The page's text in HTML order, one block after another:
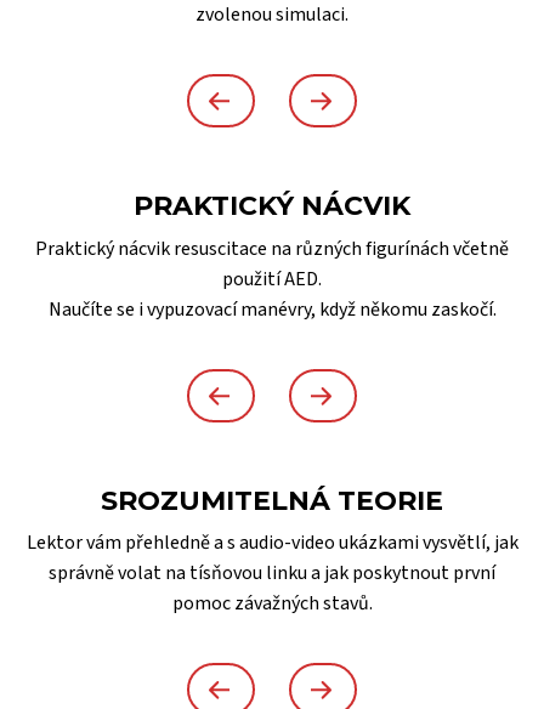
zvolenou simulaci.
PRAKTICKÝ NÁCVIK
Praktický nácvik resuscitace na různých figurínách včetně
použití AED.
Naučíte se i vypuzovací manévry, když někomu zaskočí.
SROZUMITELNÁ TEORIE
Lektor vám přehledně a s audio-video ukázkami vysvětlí, jak
správně volat na tísňovou linku a jak poskytnout první
pomoc závažných stavů.